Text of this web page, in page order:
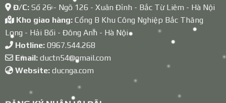
Đ/C: Số 26 - Ngõ 126 - Xuân Đỉnh - Bắc Từ Liêm - Hà Nội
Kho giao hàng: Cổng B Khu Công Nghiệp Bắc Thăng
Long - Hải Bối - Đông Anh - Hà Nội
Hotline: 0967.544.268
Email: ductn54@gmail.com
Website: ducnga.com